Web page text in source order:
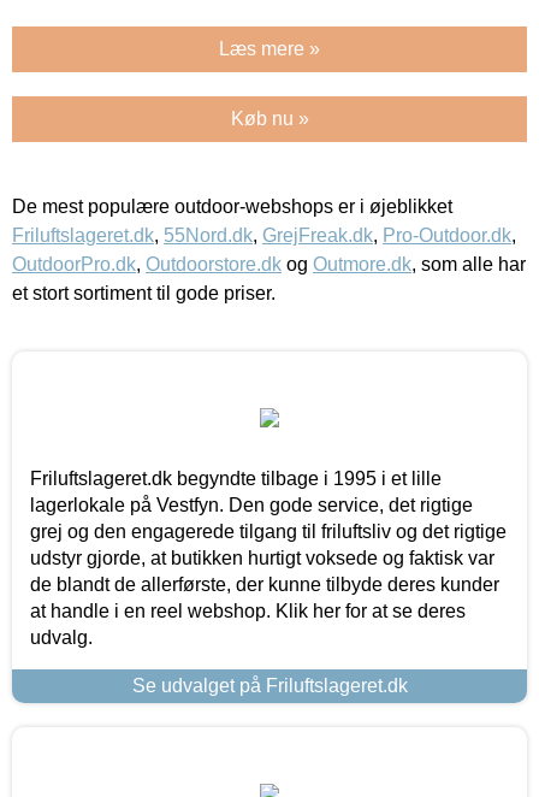
Læs mere »
Køb nu »
De mest populære outdoor-webshops er i øjeblikket
Friluftslageret.dk, 55Nord.dk, GrejFreak.dk, Pro-Outdoor.dk,
OutdoorPro.dk, Outdoorstore.dk og Outmore.dk, som alle har
et stort sortiment til gode priser.
Friluftslageret.dk begyndte tilbage i 1995 i et lille
lagerlokale på Vestfyn. Den gode service, det rigtige
grej og den engagerede tilgang til friluftsliv og det rigtige
udstyr gjorde, at butikken hurtigt voksede og faktisk var
de blandt de allerførste, der kunne tilbyde deres kunder
at handle i en reel webshop. Klik her for at se deres
udvalg.
Se udvalget på Friluftslageret.dk